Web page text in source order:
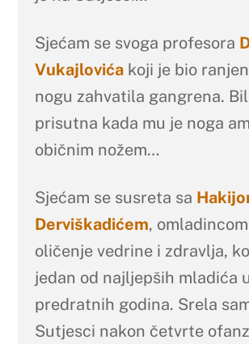
Sjećam se svoga profesora
Vukajlovićakoji je bio
nogu zahvatila gangrena.
prisutna kada mu je noga
običnim nožem…
Sjećam se susreta sa
Derviškadićem,
oličenje vedrine i zdravlja,
jedan od najljepših mladića
predratnih godina. Srela
Sutjesci nakon četvrte